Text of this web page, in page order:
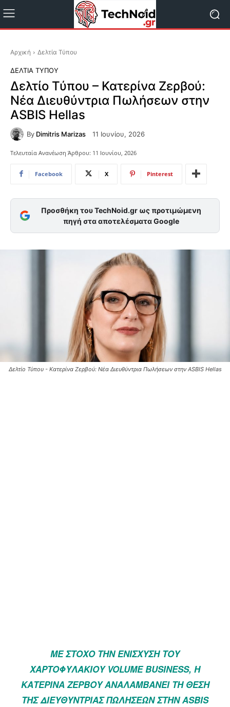
Αρχική Δελτία Τύπου
ΔΕΛΤΊΑ ΤΎΠΟΥ
Δελτίο Τύπου – Κατερίνα Ζερβού:
Νέα Διευθύντρια Πωλήσεων στην
ASBIS Hellas
By Dimitris Marizas 11 Ιουνίου, 2026
Τελευταία Ανανέωση Άρθρου: 11 Ιουνίου, 2026
Facebook X Pinterest
Προσθήκη του TechNoid.gr ως προτιμώμενη
πηγή στα αποτελέσματα Google
Δελτίο Τύπου - Κατερίνα Ζερβού: Νέα Διευθύντρια Πωλήσεων στην ASBIS Hellas
ΜΕ ΣΤΌΧΟ ΤΗΝ ΕΝΊΣΧΥΣΗ ΤΟΥ
ΧΑΡΤΟΦΥΛΑΚΊΟΥ VOLUME BUSINESS, Η
ΚΑΤΕΡΊΝΑ ΖΕΡΒΟΎ ΑΝΑΛΑΜΒΆΝΕΙ ΤΗ ΘΈΣΗ
ΤΗΣ ΔΙΕΥΘΎΝΤΡΙΑΣ ΠΩΛΉΣΕΩΝ ΣΤΗΝ ASBIS